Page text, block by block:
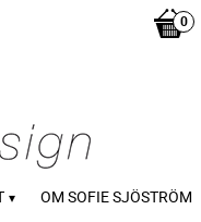
OM SOFIE SJÖSTRÖM